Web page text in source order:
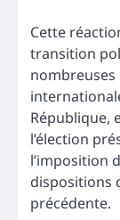
Cette
transition
République,
l’élection
l’imposition
dispositions
précédente.